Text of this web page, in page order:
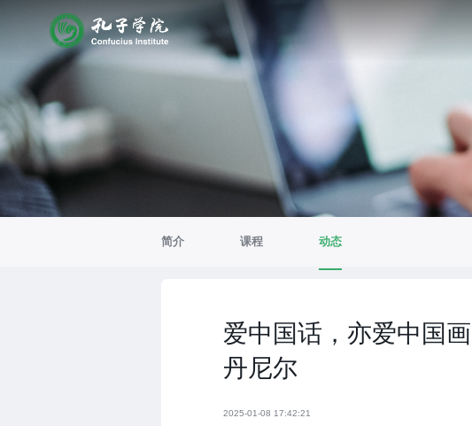
简介 课程 动态
爱中国话，亦爱中国
丹尼尔
2025-01-08 17:42:21